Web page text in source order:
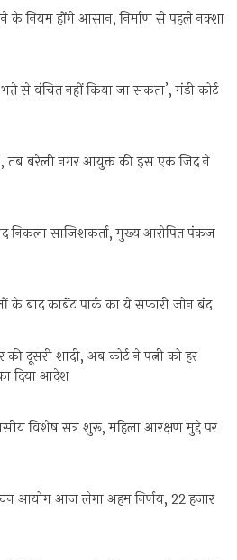
के नियम होंगे आसान, निर्माण से पहले नक्शा
से वंचित नहीं किया जा सकता’, मंडी कोर्ट
तब बरेली नगर आयुक्त की इस एक जिद ने
निकला साजिशकर्ता, मुख्य आरोपित पंकज
बाद कार्बेट पार्क का ये सफारी जोन बंद
दूसरी शादी, अब कोर्ट ने पत्नी को हर
दिया आदेश
विशेष सत्र शुरू, महिला आरक्षण मुद्दे पर
आयोग आज लेगा अहम निर्णय, 22 हजार